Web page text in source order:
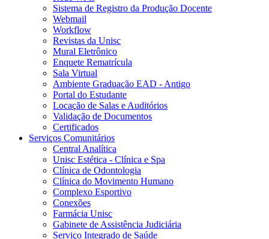
Sistema de Registro da Produção Docente
Webmail
Workflow
Revistas da Unisc
Mural Eletrônico
Enquete Rematrícula
Sala Virtual
Ambiente Graduação EAD - Antigo
Portal do Estudante
Locação de Salas e Auditórios
Validação de Documentos
Certificados
Serviços Comunitários
Central Analítica
Unisc Estética - Clínica e Spa
Clínica de Odontologia
Clínica do Movimento Humano
Complexo Esportivo
Conexões
Farmácia Unisc
Gabinete de Assistência Judiciária
Serviço Integrado de Saúde